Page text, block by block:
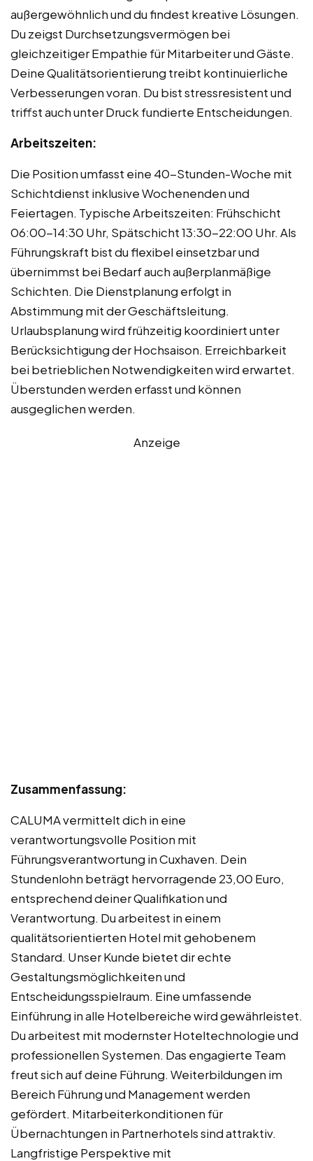
außergewöhnlich und du findest kreative Lösungen.
Du zeigst Durchsetzungsvermögen bei
gleichzeitiger Empathie für Mitarbeiter und Gäste.
Deine Qualitätsorientierung treibt kontinuierliche
Verbesserungen voran. Du bist stressresistent und
triffst auch unter Druck fundierte Entscheidungen.
Arbeitszeiten:
Die Position umfasst eine 40-Stunden-Woche mit
Schichtdienst inklusive Wochenenden und
Feiertagen. Typische Arbeitszeiten: Frühschicht
06:00-14:30 Uhr, Spätschicht 13:30-22:00 Uhr. Als
Führungskraft bist du flexibel einsetzbar und
übernimmst bei Bedarf auch außerplanmäßige
Schichten. Die Dienstplanung erfolgt in
Abstimmung mit der Geschäftsleitung.
Urlaubsplanung wird frühzeitig koordiniert unter
Berücksichtigung der Hochsaison. Erreichbarkeit
bei betrieblichen Notwendigkeiten wird erwartet.
Überstunden werden erfasst und können
ausgeglichen werden.
Anzeige
Zusammenfassung:
CALUMA vermittelt dich in eine
verantwortungsvolle Position mit
Führungsverantwortung in Cuxhaven. Dein
Stundenlohn beträgt hervorragende 23,00 Euro,
entsprechend deiner Qualifikation und
Verantwortung. Du arbeitest in einem
qualitätsorientierten Hotel mit gehobenem
Standard. Unser Kunde bietet dir echte
Gestaltungsmöglichkeiten und
Entscheidungsspielraum. Eine umfassende
Einführung in alle Hotelbereiche wird gewährleistet.
Du arbeitest mit modernster Hoteltechnologie und
professionellen Systemen. Das engagierte Team
freut sich auf deine Führung. Weiterbildungen im
Bereich Führung und Management werden
gefördert. Mitarbeiterkonditionen für
Übernachtungen in Partnerhotels sind attraktiv.
Langfristige Perspektive mit